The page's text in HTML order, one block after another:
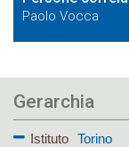
Paolo Vocca
Gerarchia
Istituto
Torino